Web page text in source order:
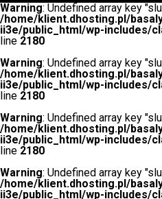
Warning: Undefined array key
/home/klient.dhosting.pl/
ii3e/public_html/wp-includes/
line 2180
Warning: Undefined array key
/home/klient.dhosting.pl/
ii3e/public_html/wp-includes/
line 2180
Warning: Undefined array key
/home/klient.dhosting.pl/
ii3e/public_html/wp-includes/
line 2180
Warning: Undefined array key
/home/klient.dhosting.pl/
ii3e/public_html/wp-includes/